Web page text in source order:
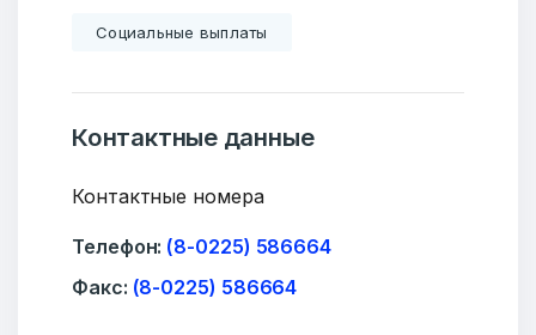
Социальные выплаты
Контактные данные
Контактные номера
Телефон: (8-0225) 586664
Факс: (8-0225) 586664